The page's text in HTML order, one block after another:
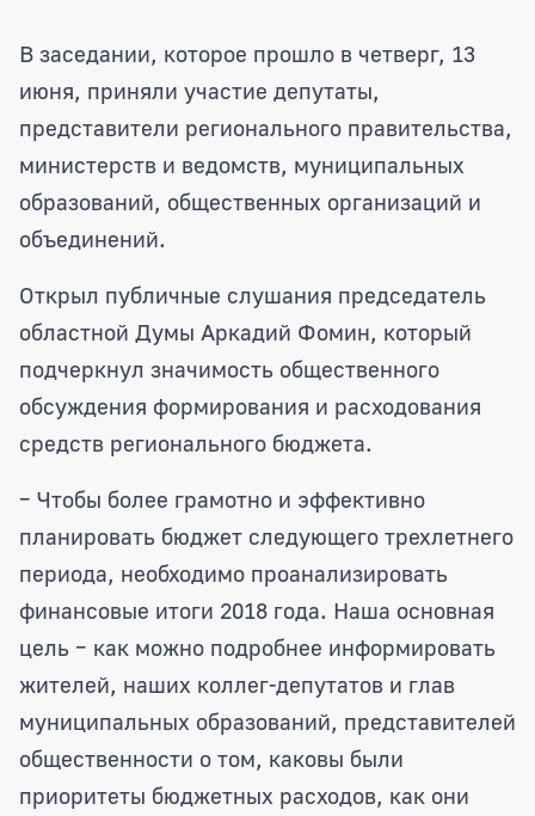
В областной Думе состоялись
В заседании, которое прошло в четверг, 13
июня, приняли участие депутаты,
представители регионального правительства,
министерств и ведомств, муниципальных
образований, общественных организаций и
объединений.
Открыл публичные слушания председатель
областной Думы Аркадий Фомин, который
подчеркнул значимость общественного
обсуждения формирования и расходования
средств регионального бюджета.
– Чтобы более грамотно и эффективно
планировать бюджет следующего трехлетнего
периода, необходимо проанализировать
финансовые итоги 2018 года. Наша основная
цель – как можно подробнее информировать
жителей, наших коллег-депутатов и глав
муниципальных образований, представителей
общественности о том, каковы были
приоритеты бюджетных расходов, как они